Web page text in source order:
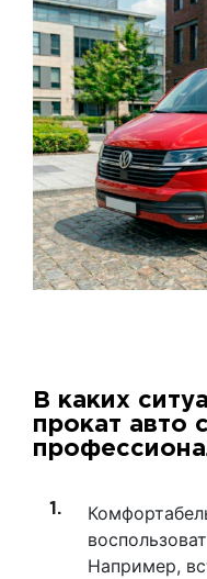
В каких
прокат авто с
Например,